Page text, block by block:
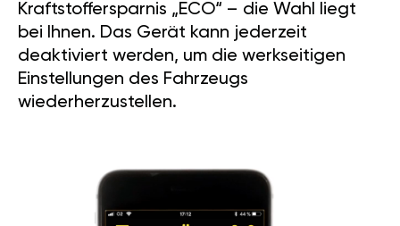
Kraftstoffersparnis „ECO“ – die Wahl liegt
bei Ihnen. Das Gerät kann jederzeit
deaktiviert werden, um die werkseitigen
Einstellungen des Fahrzeugs
wiederherzustellen.